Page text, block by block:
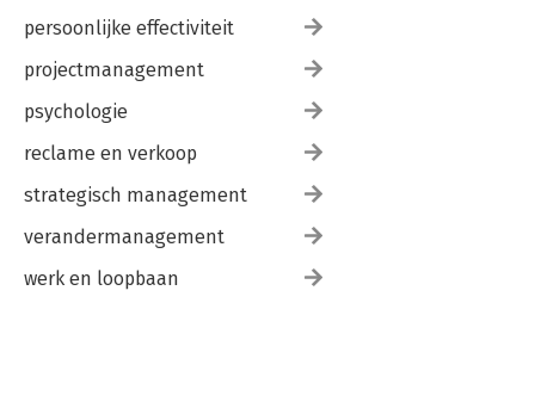
persoonlijke effectiviteit
projectmanagement
psychologie
reclame en verkoop
strategisch management
verandermanagement
werk en loopbaan